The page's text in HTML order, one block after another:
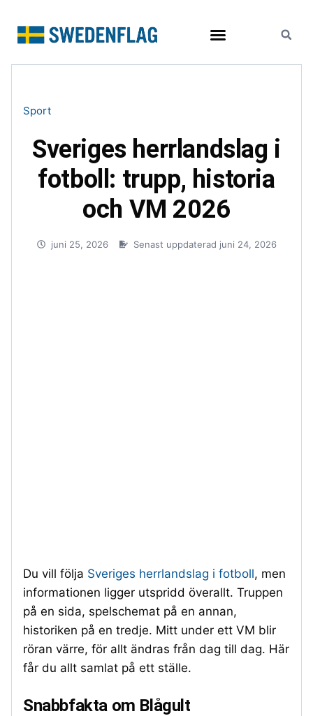
Sport
Sveriges herrlandslag i
fotboll: trupp, historia
och VM 2026
juni 25, 2026 Senast uppdaterad juni 24, 2026
Du vill följa Sveriges herrlandslag i fotboll, men
informationen ligger utspridd överallt. Truppen
på en sida, spelschemat på en annan,
historiken på en tredje. Mitt under ett VM blir
röran värre, för allt ändras från dag till dag. Här
får du allt samlat på ett ställe.
Snabbfakta om Blågult